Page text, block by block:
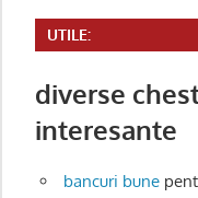
UTILE:
diverse
interesante
bancuri bune